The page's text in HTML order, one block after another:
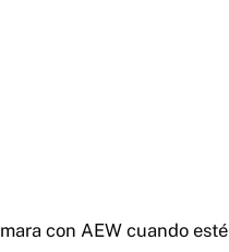
con AEW cuando esté